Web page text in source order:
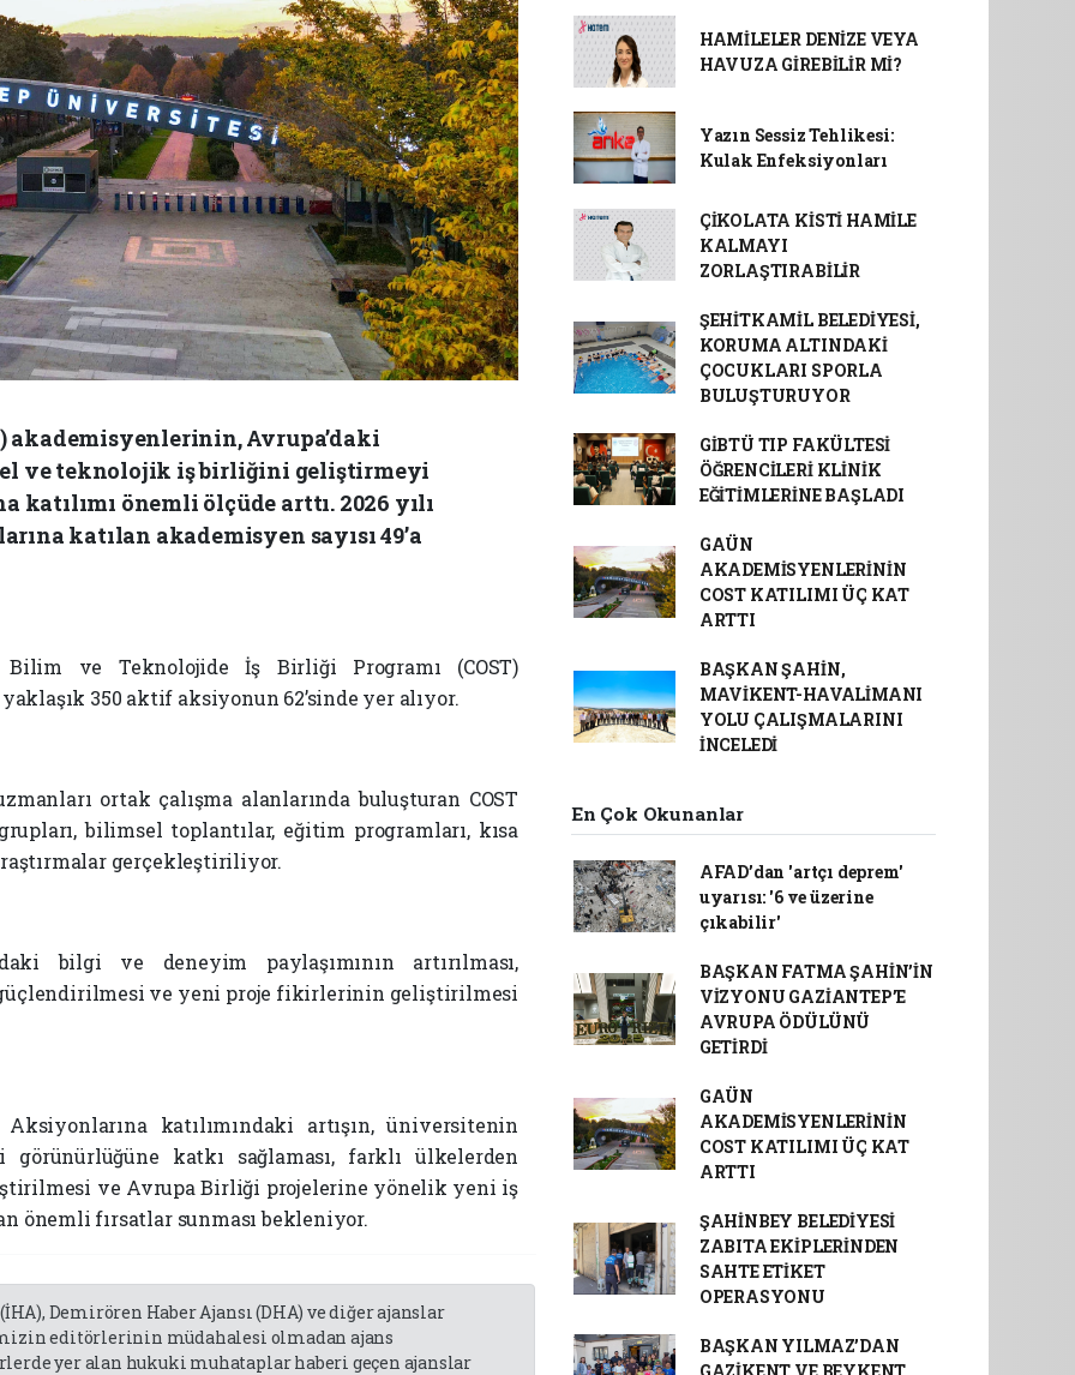
akademisyenlerinin, Avrupa’daki
ve teknolojik iş birliğini geliştirmeyi
katılımı önemli ölçüde arttı. 2026 yılı
katılan akademisyen sayısı 49’a
Bilim ve Teknolojide İş Birliği Programı (COST)
350 aktif aksiyonun 62’sinde yer alıyor.
ortak çalışma alanlarında buluşturan COST
bilimsel toplantılar, eğitim programları, kısa
gerçekleştiriliyor.
bilgi ve deneyim paylaşımının artırılması,
güçlendirilmesi ve yeni proje fikirlerinin geliştirilmesi
katılımındaki artışın, üniversitenin
görünürlüğüne katkı sağlaması, farklı ülkelerden
ve Avrupa Birliği projelerine yönelik yeni iş
önemli fırsatlar sunması bekleniyor.
Demirören Haber Ajansı (DHA) ve diğer ajanslar
editörlerinin müdahalesi olmadan ajans
yer alan hukuki muhataplar haberi geçen ajanslar
HAMİLELER DENİZE VEYA
HAVUZA GİREBİLİR Mİ?
Yazın Sessiz Tehlikesi:
Kulak Enfeksiyonları
ÇİKOLATA KİSTİ HAMİLE
KALMAYI
ZORLAŞTIRABİLİR
ŞEHİTKAMİL BELEDİYESİ,
KORUMA ALTINDAKİ
ÇOCUKLARI SPORLA
BULUŞTURUYOR
GİBTÜ TIP FAKÜLTESİ
ÖĞRENCİLERİ KLİNİK
EĞİTİMLERİNE BAŞLADI
GAÜN
AKADEMİSYENLERİNİN
COST KATILIMI ÜÇ KAT
ARTTI
BAŞKAN ŞAHİN,
MAVİKENT-HAVALİMANI
YOLU ÇALIŞMALARINI
İNCELEDİ
En Çok Okunanlar
AFAD’dan 'artçı deprem'
uyarısı: '6 ve üzerine
çıkabilir'
BAŞKAN FATMA ŞAHİN’İN
VİZYONU GAZİANTEP’E
AVRUPA ÖDÜLÜNÜ
GETİRDİ
GAÜN
AKADEMİSYENLERİNİN
COST KATILIMI ÜÇ KAT
ARTTI
ŞAHİNBEY BELEDİYESİ
ZABITA EKİPLERİNDEN
SAHTE ETİKET
OPERASYONU
BAŞKAN YILMAZ’DAN